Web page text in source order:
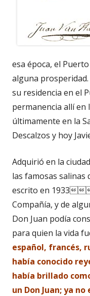
esa época, el
alguna
su residencia en el
permanencia allí en
últimamente en la
Descalzos y hoy
Adquirió en la
las famosas
escrito en 1933
Compañía, y de
Don Juan podía
para quien la vida
español, francés,
había conocido
había brillado
un Don Juan; ya